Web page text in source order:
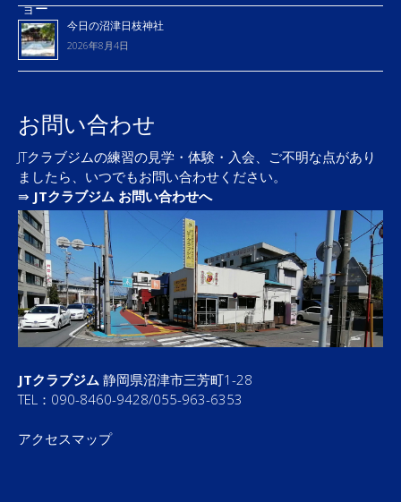
今日の沼津日枝神社
2026年8月4日
お問い合わせ
JTクラブジムの練習の見学・体験・入会、ご不明な点があり
ましたら、いつでもお問い合わせください。
⇛ JTクラブジム お問い合わせへ
JTクラブジム 静岡県沼津市三芳町1-28
TEL：090-8460-9428/055-963-6353
アクセスマップ